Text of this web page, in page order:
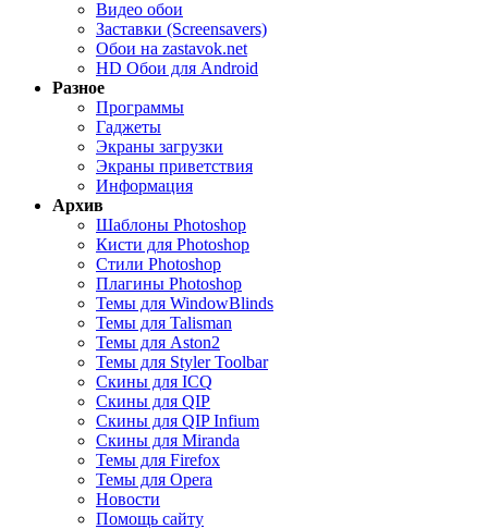
Видео обои
Заставки (Screensavers)
Обои на zastavok.net
HD Обои для Android
Разное
Программы
Гаджеты
Экраны загрузки
Экраны приветствия
Информация
Архив
Шаблоны Photoshop
Кисти для Photoshop
Стили Photoshop
Плагины Photoshop
Темы для WindowBlinds
Темы для Talisman
Темы для Aston2
Темы для Styler Toolbar
Скины для ICQ
Скины для QIP
Скины для QIP Infium
Скины для Miranda
Темы для Firefox
Темы для Opera
Новости
Помощь сайту